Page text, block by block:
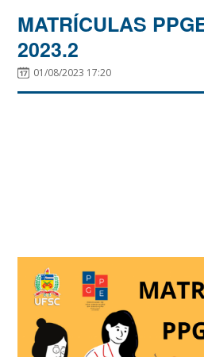
MATRÍCULAS
2023.2
01/08/2023 17:20